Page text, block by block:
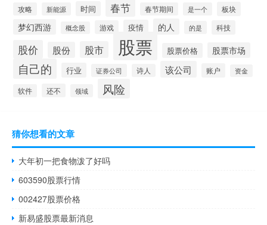
攻略 新能源 时间 春节 春节期间 是一个 板块
梦幻西游 概念股 游戏 疫情 的人 的是 科技
股价 股份 股市 股票 股票价格 股票市场
自己的 行业 证券公司 诗人 该公司 账户 资金
软件 还不 领域 风险
猜你想看的文章
大年初一把食物泼了好吗
603590股票行情
002427股票价格
新易盛股票最新消息